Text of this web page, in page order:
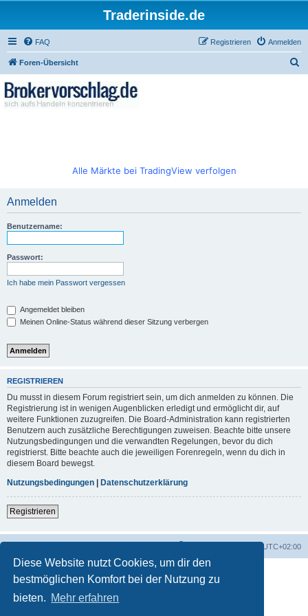
Diese Website nutzt Cookies, um dir den
bestmöglichen Komfort bei der Nutzung zu
bieten. Mehr erfahren
Traderinside.de
FAQ Anmelden
Registrieren
Foren-Übersicht
Alle Märkte bei TradingView verfolgen
Anmelden
Benutzername:
Passwort:
Ich habe mein Passwort vergessen
Angemeldet bleiben
Meinen Online-Status während dieser Sitzung verbergen
REGISTRIEREN
Du musst in diesem Forum registriert sein, um dich anmelden zu können. Die
Registrierung ist in wenigen Augenblicken erledigt und ermöglicht dir, auf
weitere Funktionen zuzugreifen. Die Board-Administration kann registrierten
Benutzern auch zusätzliche Berechtigungen zuweisen. Beachte bitte unsere
Nutzungsbedingungen und die verwandten Regelungen, bevor du dich
registrierst. Bitte beachte auch die jeweiligen Forenregeln, wenn du dich in
diesem Board bewegst.
Nutzungsbedingungen | Datenschutzerklärung
Registrieren
UTC+02:00